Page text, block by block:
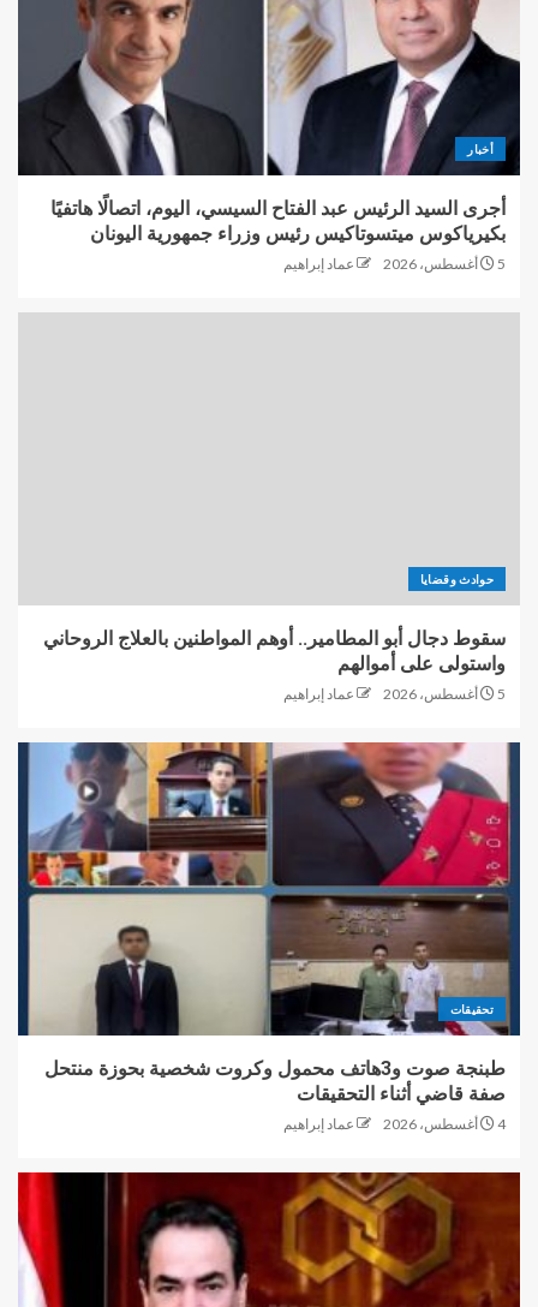
أخبار
أجرى السيد الرئيس عبد الفتاح السيسي، اليوم، اتصالًا هاتفيًا
بكيرياكوس ميتسوتاكيس رئيس وزراء جمهورية اليونان
5 أغسطس، 2026 عماد إبراهيم
حوادث وقضايا
سقوط دجال أبو المطامير.. أوهم المواطنين بالعلاج الروحاني
واستولى على أموالهم
5 أغسطس، 2026 عماد إبراهيم
تحقيقات
طبنجة صوت و3هاتف محمول وكروت شخصية بحوزة منتحل
صفة قاضي أثناء التحقيقات
4 أغسطس، 2026 عماد إبراهيم